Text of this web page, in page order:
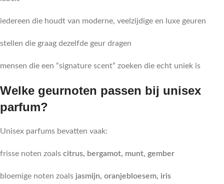
iedereen die houdt van moderne, veelzijdige en luxe geuren
stellen die graag dezelfde geur dragen
mensen die een “signature scent” zoeken die echt uniek is
Welke geurnoten passen bij unisex
parfum?
Unisex parfums bevatten vaak:
frisse noten zoals citrus, bergamot, munt, gember
bloemige noten zoals jasmijn, oranjebloesem, iris